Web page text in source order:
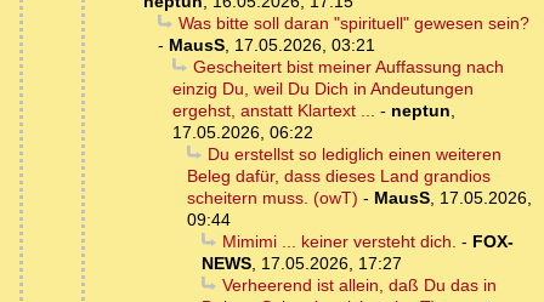
Was bitte soll daran "spirituell" gewesen sein?
- MausS 17.05.2026, 03:21
Gescheitert bist meiner Auffassung nach
einzig Du, weil Du Dich in Andeutungen
ergehst, anstatt Klartext ...
- neptun
17.05.2026, 06:22
Du erstellst so lediglich einen weiteren
Beleg dafür, dass dieses Land grandios
scheitern muss. (owT) - MausS 17.05.2026,
09:44
Mimimi ... keiner versteht dich. - FOX-
NEWS 17.05.2026, 17:27
Verheerend ist allein, daß Du das in